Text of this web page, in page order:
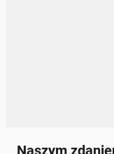
Naszym